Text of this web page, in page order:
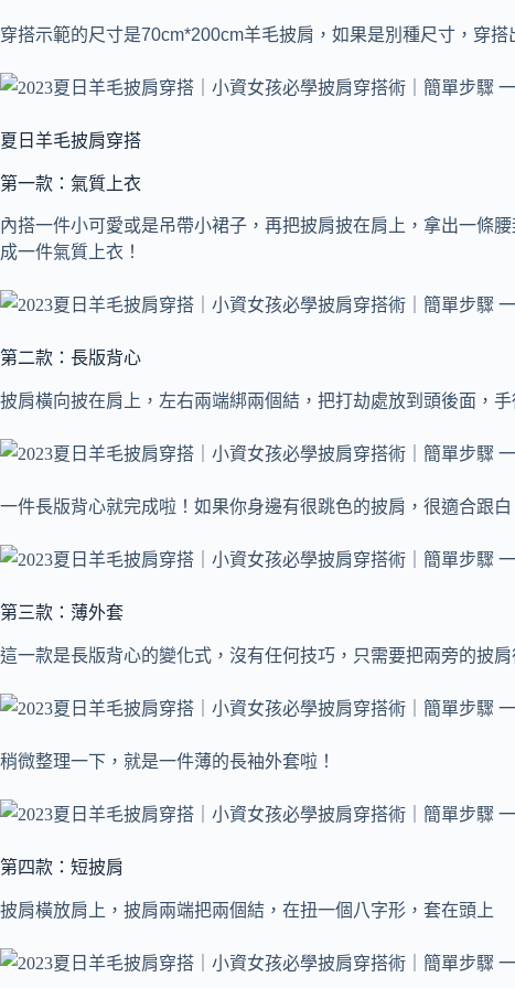
穿搭示範的尺寸是70cm*200cm羊毛披肩，如果是別種尺寸，穿
夏日羊毛披肩穿搭
第一款：氣質上衣
內搭一件小可愛或是吊帶小裙子，再把披肩披在肩上，拿出一條
成一件氣質上衣！
第二款：長版背心
披肩橫向披在肩上，左右兩端綁兩個結，把打劫處放到頭後面，
一件長版背心就完成啦！如果你身邊有很跳色的披肩，很適合跟
第三款：薄外套
這一款是長版背心的變化式，沒有任何技巧，只需要把兩旁的披
稍微整理一下，就是一件薄的長袖外套啦！
第四款：短披肩
披肩橫放肩上，披肩兩端把兩個結，在扭一個八字形，套在頭上